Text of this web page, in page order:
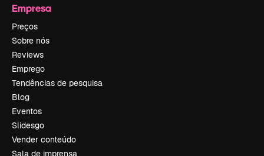
Empresa
Preços
Sobre nós
Reviews
Emprego
Tendências de pesquisa
Blog
Eventos
Slidesgo
Vender conteúdo
Sala de imprensa